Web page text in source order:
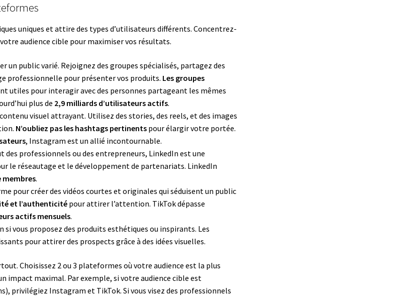
uniques et attire des types d’utilisateurs différents. Concentrez-
audience cible pour maximiser vos résultats.
un public varié. Rejoignez des groupes spécialisés, partagez des
professionnelle pour présenter vos produits. Les groupes
utiles pour interagir avec des personnes partageant les mêmes
plus de 2,9 milliards d’utilisateurs actifs.
visuel attrayant. Utilisez des stories, des reels, et des images
N’oubliez pas les hashtags pertinents pour élargir votre portée.
, Instagram est un allié incontournable.
des professionnels ou des entrepreneurs, LinkedIn est une
le réseautage et le développement de partenariats. LinkedIn
membres.
pour créer des vidéos courtes et originales qui séduisent un public
et l’authenticité pour attirer l’attention. TikTok dépasse
actifs mensuels.
si vous proposez des produits esthétiques ou inspirants. Les
pour attirer des prospects grâce à des idées visuelles.
Choisissez 2 ou 3 plateformes où votre audience est la plus
impact maximal. Par exemple, si votre audience cible est
privilégiez Instagram et TikTok. Si vous visez des professionnels